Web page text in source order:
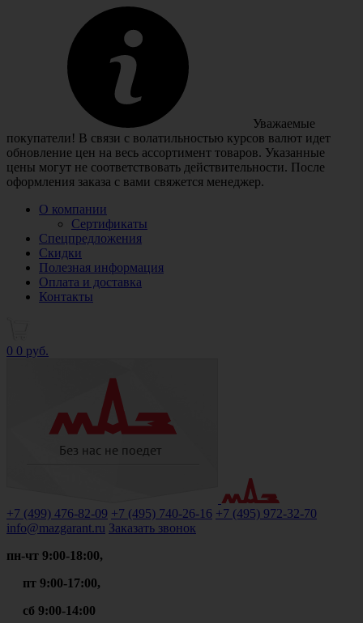
Уважаемые
покупатели! В связи с волатильностью курсов валют идет
обновление цен на весь ассортимент товаров. Указанные
цены могут не соответствовать действительности. После
оформления заказа с вами свяжется менеджер.
О компании
Сертификаты
Спецпредложения
Скидки
Полезная информация
Оплата и доставка
Контакты
0 0 руб.
+7 (499) 476-82-09 +7 (495) 740-26-16 +7 (495) 972-32-70
info@mazgarant.ru Заказать звонок
пн-чт 9:00-18:00,
пт 9:00-17:00,
сб 9:00-14:00